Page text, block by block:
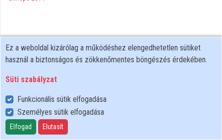
Felhasználói szabályzat
Adatkezelési tájékoztató
Süti szabályzat
Ez a weboldal kizárólag a működéshez elengedhetetlen sütiket
használ a biztonságos és zökkenőmentes böngészés érdekében.
Süti szabályzat
Funkcionális sütik elfogadása
Személyes sütik elfogadása
Elfogad Elutasít